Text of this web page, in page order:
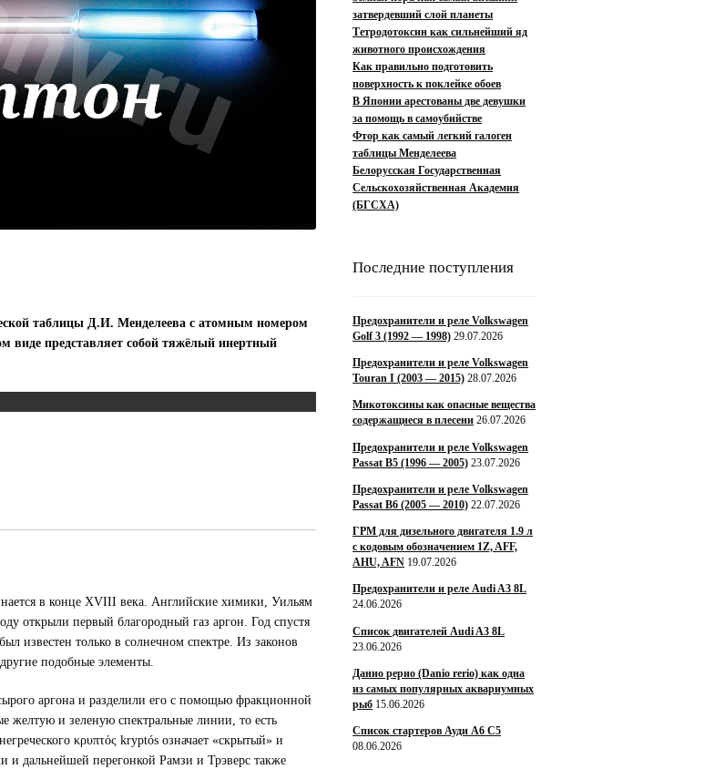
таблицы Д.И. Менделеева с атомным номером
виде представляет собой тяжёлый инертный
в конце XVIII века. Английские химики, Уильям
открыли первый благородный газ аргон. Год спустя
известен только в солнечном спектре. Из законов
подобные элементы.
аргона и разделили его с помощью фракционной
желтую и зеленую спектральные линии, то есть
κρυπτός kryptós означает «скрытый» и
и дальнейшей перегонкой Рамзи и Трэверс также
затвердевший слой планеты
Тетродотоксин как сильнейший яд
животного происхождения
Как правильно подготовить
поверхность к поклейке обоев
В Японии арестованы две девушки
за помощь в самоубийстве
Фтор как самый легкий галоген
таблицы Менделеева
Белорусская Государственная
Сельскохозяйственная Академия
(БГСХА)
Последние поступления
Предохранители и реле Volkswagen
Golf 3 (1992 — 1998) 29.07.2026
Предохранители и реле Volkswagen
Touran I (2003 — 2015) 28.07.2026
Микотоксины как опасные вещества
содержащиеся в плесени 26.07.2026
Предохранители и реле Volkswagen
Passat B5 (1996 — 2005) 23.07.2026
Предохранители и реле Volkswagen
Passat B6 (2005 — 2010) 22.07.2026
ГРМ для дизельного двигателя 1.9 л
с кодовым обозначением 1Z, AFF,
AHU, AFN 19.07.2026
Предохранители и реле Audi A3 8L
24.06.2026
Список двигателей Audi A3 8L
23.06.2026
Данио рерио (Danio rerio) как одна
из самых популярных аквариумных
рыб 15.06.2026
Список стартеров Ауди А6 С5
08.06.2026